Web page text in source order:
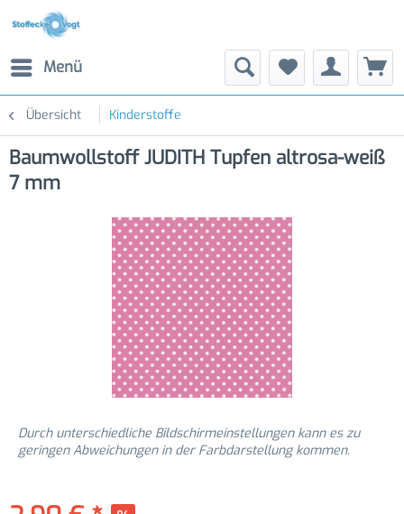
Menü
Übersicht Kinderstoffe
Baumwollstoff JUDITH Tupfen altrosa-weiß
7 mm
Durch unterschiedliche Bildschirmeinstellungen kann es zu
geringen Abweichungen in der Farbdarstellung kommen.